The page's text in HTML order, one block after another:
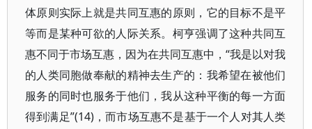
体原则实际上就是共同互惠的原则，它的目标不是平
等而是某种可欲的人际关系。柯亨强调了这种共同互
惠不同于市场互惠，因为在共同互惠中，“我是以对我
的人类同胞做奉献的精神去生产的：我希望在被他们
服务的同时也服务于他们，我从这种平衡的每一方面
得到满足”(14)，而市场互惠不是基于一个人对其人类